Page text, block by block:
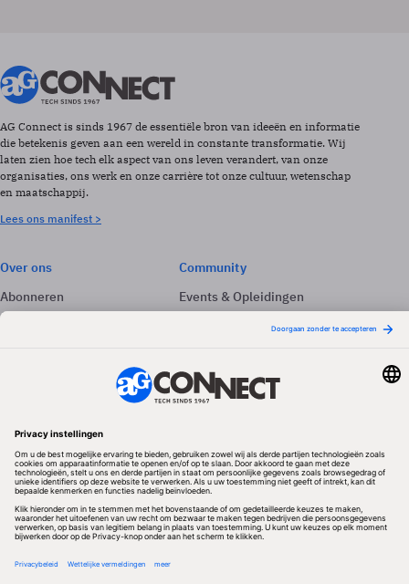
AG Connect is sinds 1967 de essentiële bron van ideeën en informatie
die betekenis geven aan een wereld in constante transformatie. Wij
laten zien hoe tech elk aspect van ons leven verandert, van onze
organisaties, ons werk en onze carrière tot onze cultuur, wetenschap
en maatschappij.
Lees ons manifest >
Over ons
Abonneren
Adverteren
Community
Events & Opleidingen
Nieuwsbrieven
Volg ons
Redactionele partner